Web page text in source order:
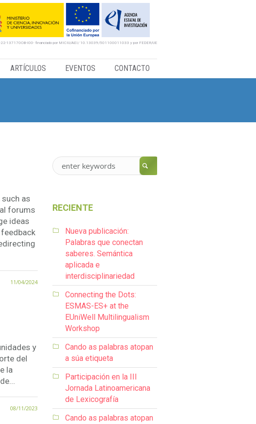
137170OB-I00- financiado por MICIU/AEI/ 10.13039/501100011033 y por FEDER/UE
ARTÍCULOS EVENTOS CONTACTO
as
forums
ideas
11/04/2024
y
del
la
08/11/2023
RECIENTE
Nueva publicación:
Palabras que conectan
saberes. Semántica
aplicada e
interdisciplinariedad
Connecting the Dots:
ESMAS-ES+ at the
EUniWell Multilingualism
Workshop
Cando as palabras atopan
a súa etiqueta
Participación en la III
Jornada Latinoamericana
de Lexicografía
Cando as palabras atopan